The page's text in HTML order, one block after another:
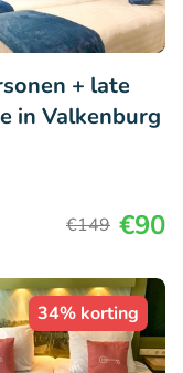
+ late
in Valkenburg
€149 €90
34% korting